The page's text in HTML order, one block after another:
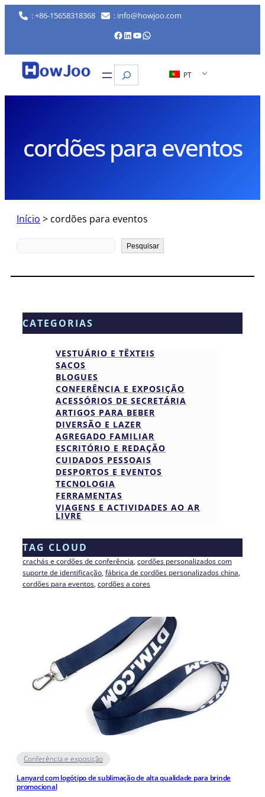
Saltar
conteúdo
: +86-15658318368 : info@howjoo.com
Facebook LinkedIn YouTube WhatsApp
Pesquisar PT
cordões para eventos
Início > cordões para eventos
Pesquisar Pesquisar
CATEGORIAS
VESTUÁRIO E TÊXTEIS
SACOS
BLOGUES
CONFERÊNCIA E EXPOSIÇÃO
ACESSÓRIOS DE SECRETÁRIA
ARTIGOS PARA BEBER
DIVERSÃO E LAZER
AGREGADO FAMILIAR
ESCRITÓRIO E REDAÇÃO
CUIDADOS PESSOAIS
DESPORTOS E EVENTOS
TECNOLOGIA
FERRAMENTAS
VIAGENS E ACTIVIDADES AO AR
LIVRE
TAG CLOUD
crachás e cordões de conferência, cordões personalizados com
suporte de identificação, fábrica de cordões personalizados china
cordões para eventos, cordões a cores
Conferência e exposição
Lanyard com logótipo de sublimação de alta qualidade para brinde
promocional